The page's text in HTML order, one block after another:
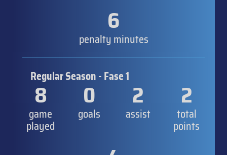
6
penalty minutes
Regular Season - Fase 1
8
game
played
0
goals
2
assist
2
total
points